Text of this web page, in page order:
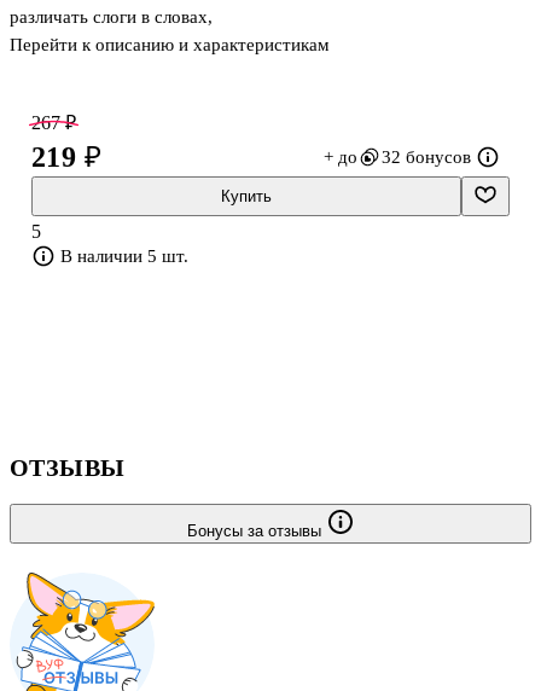
различать слоги в словах,
составлять из них слова, правильно делать перенос слов и делить
На цветной стороне карточек изображены слоги, из которых,
используя комплект
«Касса слогов», можно составить слова. На обороте карточек
даются игры, задания и
упражнения, которые не только сформируют представление о
Перейти к описанию и характеристикам
267 ₽
219 ₽ + до 32 бонусов
Купить
5
В наличии 5 шт.
ОТЗЫВЫ
Бонусы за отзывы